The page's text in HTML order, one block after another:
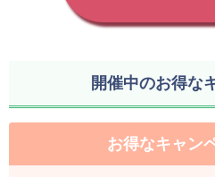
開催中のお得な
お得なキャン